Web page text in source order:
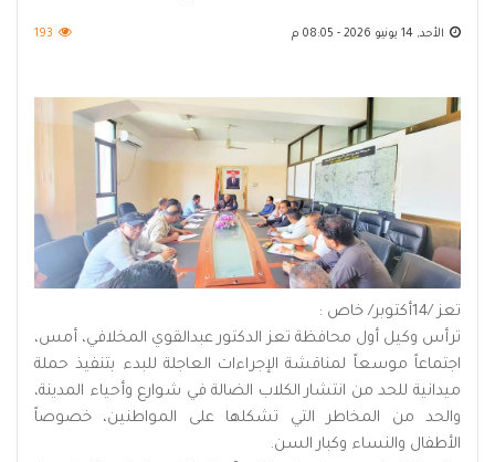
الأحد, 14 يونيو 2026 - 08:05 م 193
تعز /14أكتوبر/ خاص :
ترأس وكيل أول محافظة تعز الدكتور عبدالقوي المخلافي، أمس،
اجتماعاً موسعاً لمناقشة الإجراءات العاجلة للبدء بتنفيذ حملة
ميدانية للحد من انتشار الكلاب الضالة في شوارع وأحياء المدينة،
والحد من المخاطر التي تشكلها على المواطنين، خصوصاً
الأطفال والنساء وكبار السن.